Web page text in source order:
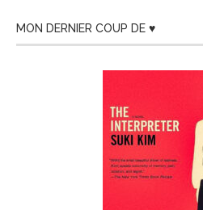
MON DERNIER COUP DE ♥